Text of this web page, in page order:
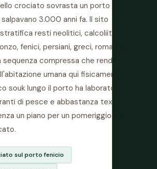
crociato sovrasta un porto che
3.000 anni fa. Il sito
resti neolitici, calcoliitici,
fenici, persiani, greci, romani e
compressa che rende la
umana qui fisicamente
souk lungo il porto ha laboratori
di pesce e abbastanza texture
un piano per un pomeriggio è del
sul porto fenicio